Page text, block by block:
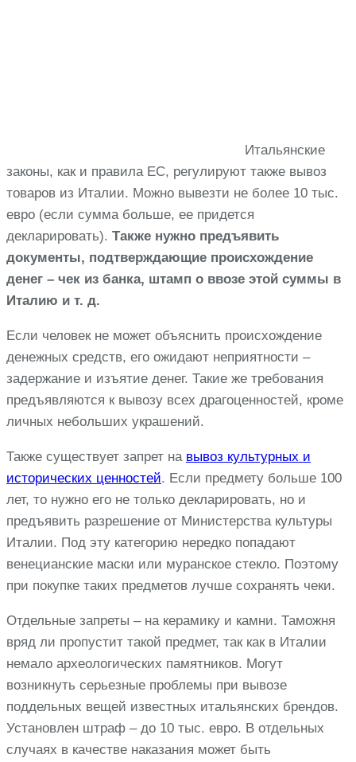
Итальянские
законы, как и правила ЕС, регулируют также вывоз
товаров из Италии. Можно вывезти не более 10 тыс.
евро (если сумма больше, ее придется
декларировать). Также нужно предъявить
документы, подтверждающие происхождение
денег – чек из банка, штамп о ввозе этой суммы в
Италию и т. д.
Если человек не может объяснить происхождение
денежных средств, его ожидают неприятности –
задержание и изъятие денег. Такие же требования
предъявляются к вывозу всех драгоценностей, кроме
личных небольших украшений.
Также существует запрет на вывоз культурных и
исторических ценностей. Если предмету больше 100
лет, то нужно его не только декларировать, но и
предъявить разрешение от Министерства культуры
Италии. Под эту категорию нередко попадают
венецианские маски или муранское стекло. Поэтому
при покупке таких предметов лучше сохранять чеки.
Отдельные запреты – на керамику и камни. Таможня
вряд ли пропустит такой предмет, так как в Италии
немало археологических памятников. Могут
возникнуть серьезные проблемы при вывозе
поддельных вещей известных итальянских брендов.
Установлен штраф – до 10 тыс. евро. В отдельных
случаях в качестве наказания может быть